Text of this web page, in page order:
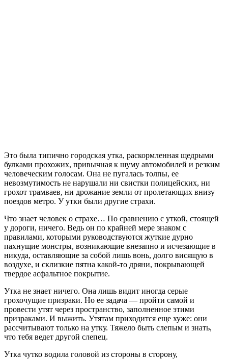
Это была типично городская утка, раскормленная щедрыми
булками прохожих, привычная к шуму автомобилей и резким
человеческим голосам. Она не пугалась толпы, ее
невозмутимость не нарушали ни свистки полицейских, ни
грохот трамваев, ни дрожание земли от пролетающих внизу
поездов метро. У утки были другие страхи.
Что знает человек о страхе… По сравнению с уткой, стоящей
у дороги, ничего. Ведь он по крайней мере знаком с
правилами, которыми руководствуются жуткие дурно
пахнущие монстры, возникающие внезапно и исчезающие в
никуда, оставляющие за собой лишь вонь, долго висящую в
воздухе, и склизкие пятна какой-то дряни, покрывающей
твердое асфальтное покрытие.
Утка не знает ничего. Она лишь видит иногда серые
грохочущие призраки. Но ее задача — пройти самой и
провести утят через пространство, заполненное этими
призраками. И выжить. Утятам приходится еще хуже: они
рассчитывают только на утку. Тяжело быть слепым и знать,
что тебя ведет другой слепец.
Утка чутко водила головой из стороны в сторону,